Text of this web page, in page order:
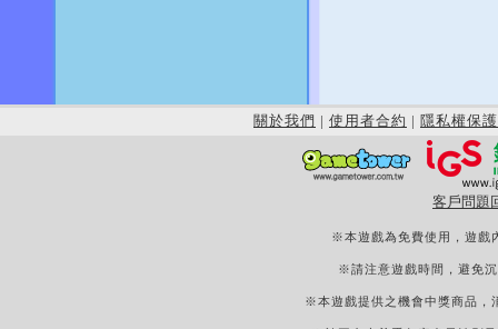
關於我們 | 使用者合約 | 隱私權保護
客戶問題
※本遊戲為免費使用，遊戲
※請注意遊戲時間，避免
※本遊戲提供之機會中獎商品，